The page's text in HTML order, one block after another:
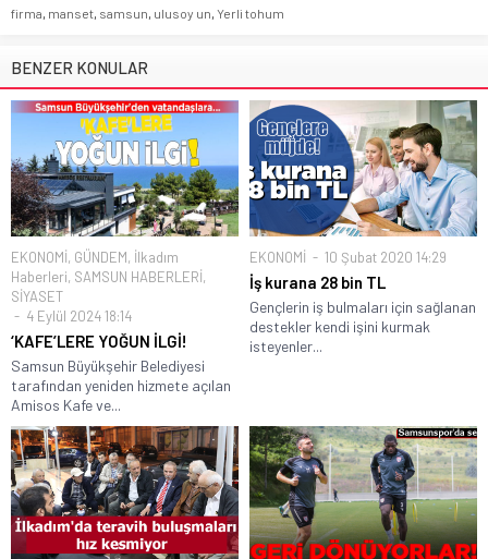
firma manset samsun ulusoy un Yerli tohum
BENZER KONULAR
EKONOMİ, GÜNDEM, İlkadım
Haberleri, SAMSUN HABERLERİ,
SİYASET
4 Eylül 2024 18:14
‘KAFE’LERE YOĞUN İLGİ!
Samsun Büyükşehir Belediyesi
tarafından yeniden hizmete açılan
Amisos Kafe ve...
EKONOMİ 10 Şubat 2020 14:29
İş kurana 28 bin TL
Gençlerin iş bulmaları için sağlanan
destekler kendi işini kurmak
isteyenler...